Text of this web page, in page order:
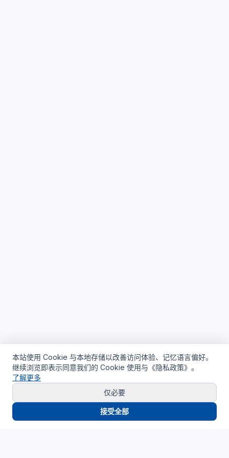
本站使用 Cookie 与本地存储以改善访问体验、记忆语言偏好。
继续浏览即表示同意我们的 Cookie 使用与《隐私政策》。
了解更多
仅必要
接受全部